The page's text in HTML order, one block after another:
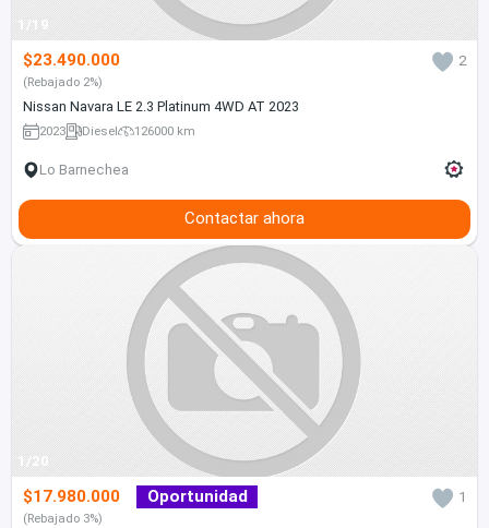
1/19
$23.490.000 2
(Rebajado 2%)
Nissan Navara LE 2.3 Platinum 4WD AT 2023
2023 Diesel 126000 km
Lo Barnechea
Contactar ahora
1/20
$17.980.000 Oportunidad 1
(Rebajado 3%)